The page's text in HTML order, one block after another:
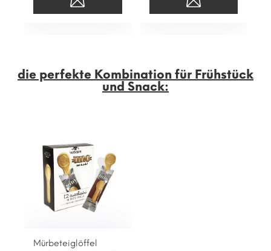
die perfekte Kombination für Frühstück
und Snack:
Mürbeteiglöffel